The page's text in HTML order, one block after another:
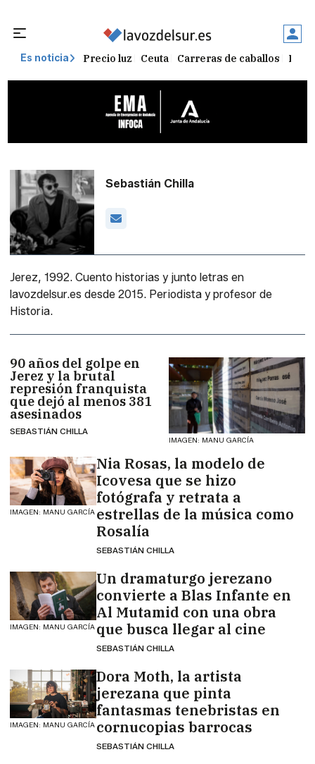
Es noticia Precio luz Ceuta Carreras de caballos
Sebastián Chilla
Jerez, 1992. Cuento historias y junto letras en
lavozdelsur.es desde 2015. Periodista y profesor de
Historia.
IMAGEN: MANU GARCÍA
90 años del golpe en
Jerez y la brutal
represión franquista
que dejó al menos 381
asesinados
SEBASTIÁN CHILLA
IMAGEN: MANU GARCÍA
Nia Rosas, la modelo de
Icovesa que se hizo
fotógrafa y retrata a
estrellas de la música como
Rosalía
SEBASTIÁN CHILLA
IMAGEN: MANU GARCÍA
Un dramaturgo jerezano
convierte a Blas Infante en
Al Mutamid con una obra
que busca llegar al cine
SEBASTIÁN CHILLA
IMAGEN: MANU GARCÍA
Dora Moth, la artista
jerezana que pinta
fantasmas tenebristas en
cornucopias barrocas
SEBASTIÁN CHILLA